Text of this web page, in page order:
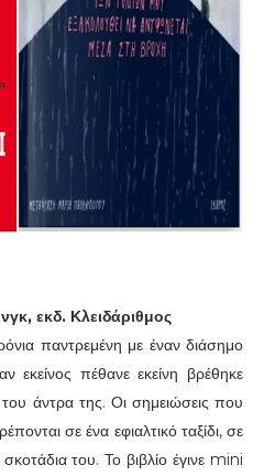
εκδ. Κλειδάριθμος
παντρεμένη με έναν διάσημο
εκείνος πέθανε εκείνη βρέθηκε
άντρα της. Οι σημειώσεις που
σε ένα εφιαλτικό ταξίδι, σε
του. Το βιβλίο έγινε mini